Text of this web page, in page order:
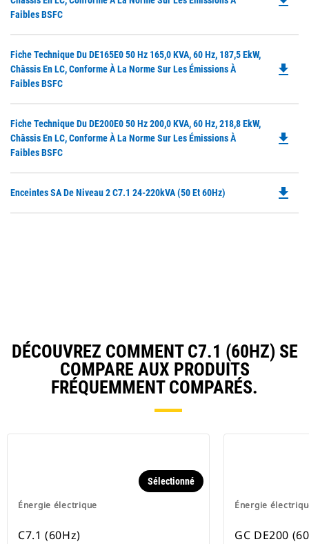
Faibles BSFC
Fiche Technique Du DE165E0 50 Hz 165,0 KVA, 60 Hz, 187,5 EkW,
Châssis En LC, Conforme À La Norme Sur Les Émissions À
Faibles BSFC
file_download
Fiche Technique Du DE200E0 50 Hz 200,0 KVA, 60 Hz, 218,8 EkW,
Châssis En LC, Conforme À La Norme Sur Les Émissions À
Faibles BSFC
file_download
Enceintes SA De Niveau 2 C7.1 24-220kVA (50 Et 60Hz) file_download
DÉCOUVREZ COMMENT C7.1 (60HZ) SE
COMPARE AUX PRODUITS
FRÉQUEMMENT COMPARÉS.
Énergie électrique
Sélectionné
C7.1 (60Hz)
Énergie
GC DE200